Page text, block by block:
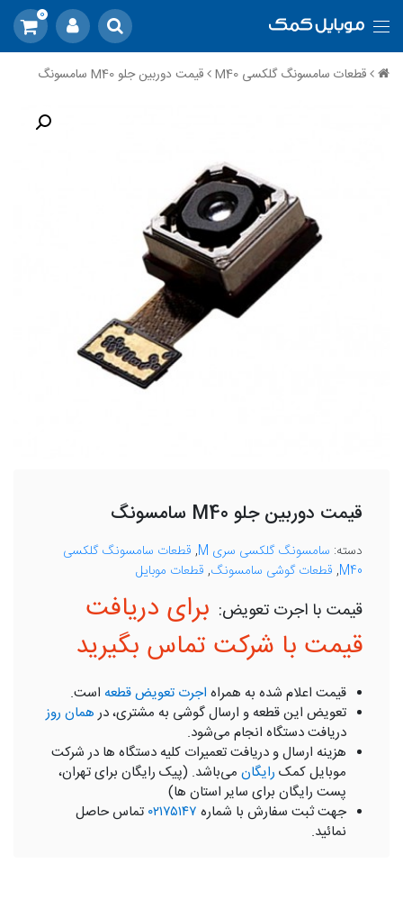
0
قطعات سامسونگ گلکسی M40 قیمت دوربین جلو M40 سامسونگ
قیمت دوربین جلو M40 سامسونگ
دسته: سامسونگ گلکسی سری M , قطعات سامسونگ گلکسی
M40
, قطعات گوشی سامسونگ, قطعات موبایل
برای دریافت
قیمت با شرکت تماس بگیرید
قیمت اعلام شده به همراه اجرت تعویض قطعه است.
تعویض این قطعه و ارسال گوشی به مشتری، درهمان روز
دریافت دستگاه انجام می‌شود.
هزینه ارسال و دریافت تعمیرات کلیه دستگاه ها در شرکت
موبایل کمک رایگان می‌باشد. (پیک رایگان برای تهران،
پست رایگان برای سایر استان ها)
جهت ثبت سفارش با شماره ۰۲۱۷۵۱۴۷ تماس حاصل
نمائید.